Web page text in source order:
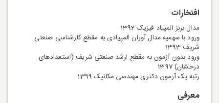
افتخارات
مدال برنز المپیاد فیزیک 1392
ورود با سهمیه مدال آوران المپیادی به مقطع کارشناسی صنعتی
شریف 1393
ورود بدون آزمون به مقطع ارشد صنعتی شریف (استعدادهای
درخشان) 1397
رتبه یک آزمون دکتری مهندسی مکانیک 1399
معرفی